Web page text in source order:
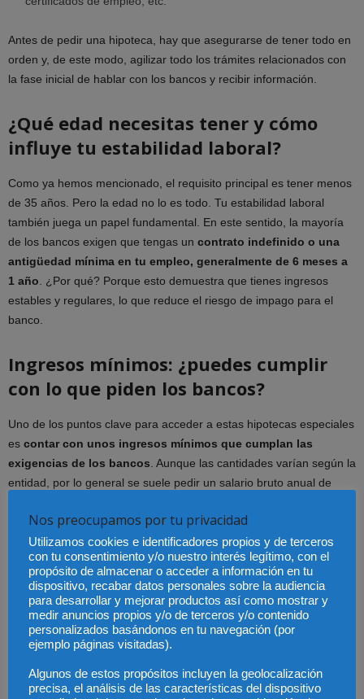
Antes de pedir una hipoteca, hay que asegurarse de tener todo en
orden y, de este modo, agilizar todo los trámites relacionados con
la fase inicial de hablar con los bancos y recibir información.
¿Qué edad necesitas tener y cómo
influye tu estabilidad laboral?
Como ya hemos mencionado, el requisito principal es tener menos
de 35 años. Pero la edad no lo es todo. Tu estabilidad laboral
también juega un papel fundamental. En este sentido, la mayoría
de los bancos exigen que tengas un contrato indefinido o una
antigüedad mínima en tu empleo, generalmente de 6 meses a
1 año. ¿Por qué? Porque esto demuestra que tienes ingresos
estables y regulares, lo que reduce el riesgo de impago para el
banco.
Ingresos mínimos: ¿puedes cumplir
con lo que piden los bancos?
Uno de los puntos clave para acceder a estas hipotecas especiales
es contar con unos ingresos mínimos que cumplan las
exigencias de los bancos. Aunque las cantidades varían según la
entidad, por lo general se suele pedir un salario bruto anual de
Algunos bancos también aceptan ingresos de trabajos por cuenta
propia o contratos temporales, siempre que se demuestre cierta
estabilidad. Por ello, es importante analizar bien los requisitos
de cada entidadpara saber si, de primeras, se cumplen con los
niveles de ingresos que piden las entidades financieras.
Comparadores online de
Nos preocupamos por tu privacidad
Utilizamos cookies e identificadores propios y de terceros
con tu consentimiento y/o nuestro interés legítimo, con el
propósito de almacenar o acceder a información en tu
dispositivo, recabar datos personales sobre la audiencia
para desarrollar y mejorar productos así como mostrar y
medir anuncios propios y/o de terceros y/o contenido
personalizados basándonos en tu navegación (por
ejemplo páginas visitadas).
Algunos de estos propósitos incluyen la geolocalización
precisa, el análisis de las características del dispositivo